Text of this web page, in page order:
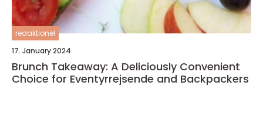
redaktionel
17. January 2024
Brunch Takeaway: A Deliciously Convenient
Choice for Eventyrrejsende and Backpackers